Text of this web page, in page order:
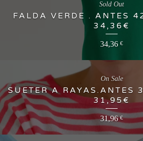
FALDA VERDE . ANTES
34,36€
34,36 €
Sold Out
SUETER A RAYAS.ANTES
31,95€
31,96€
On Sale